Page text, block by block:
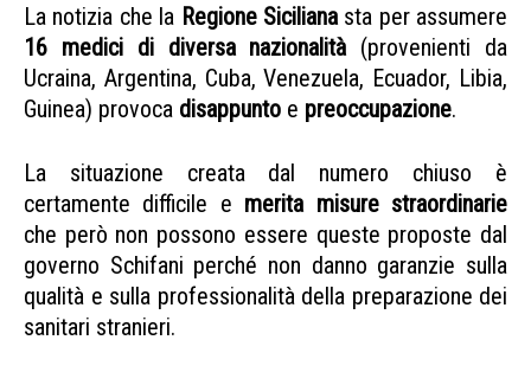
La notizia che la Regione Sicilianasta per assumere
16 medici di diversa nazionalità (provenienti da
Ucraina, Argentina, Cuba, Venezuela, Ecuador, Libia,
Guinea) provoca disappunto e preoccupazione.
La situazione creata dal numero chiuso è
certamente difficile e merita misure straordinarie
che però non possono essere queste proposte dal
governo Schifani perché non danno garanzie sulla
qualità e sulla professionalità della preparazione dei
sanitari stranieri.